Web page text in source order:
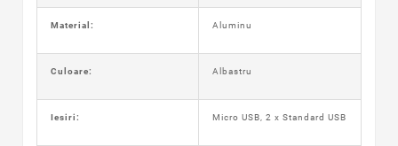
Material: Aluminu
Culoare: Albastru
Iesiri: Micro USB, 2 x Standard USB